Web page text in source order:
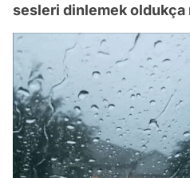
sesleri dinlemek oldukça